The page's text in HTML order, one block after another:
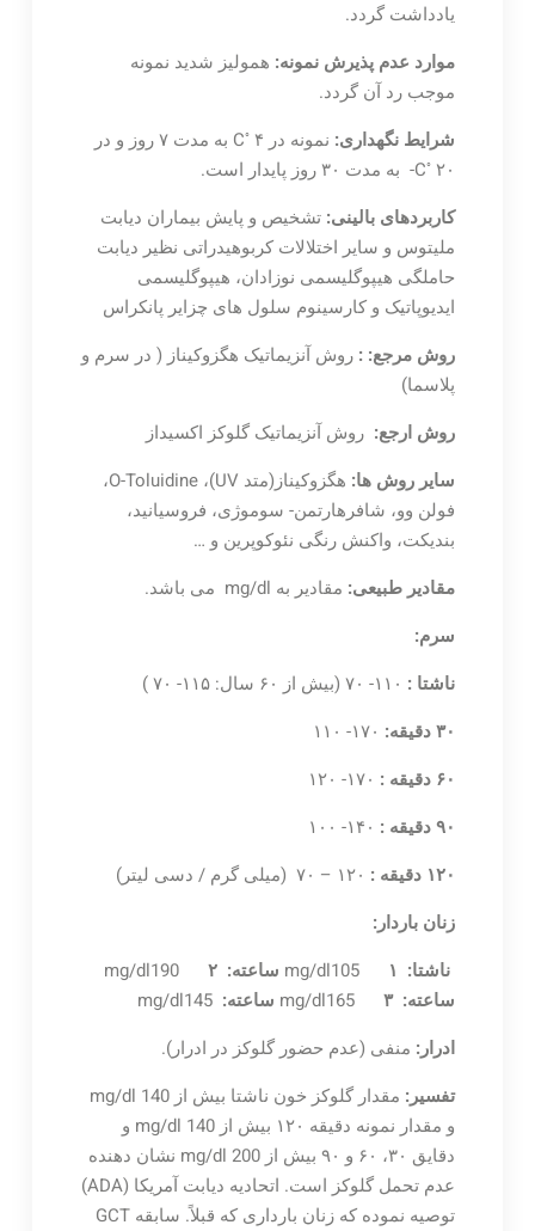
یادداشت گردد.
موارد عدم پذیرش نمونه: همولیز شدید نمونه
موجب رد آن گردد.
شرایط نگهداری: نمونه در C ◦
۴ به مدت ۷ روز و در
C◦ ۲۰- به مدت ۳۰ روز پایدار است.
کاربردهای بالینی: تشخیص و پایش بیماران دیابت
ملیتوس و سایر اختلالات کربوهیدراتی نظیر دیابت
حاملگی هیپوگلیسمی نوزادان، هیپوگلیسمی
ایدیوپاتیک و کارسینوم سلول های چزایر پانکراس
روش مرجع: : روش آنزیماتیک هگزوکیناز ( در سرم و
پلاسما)
روش ارجع: روش آنزیماتیک گلوکز اکسیداز
سایر روش ها:
هگزوکیناز(متد UV)، O-Toluidine،
فولن وو، شافرهارتمن- سوموژی، فروسیانید،
بندیکت، واکنش رنگی نئوکوپرین و …
مقادیر طبیعی: مقادیر به mg/dl می باشد.
سرم:
ناشتا :
۳۰ دقیقه:
۶۰ دقیقه :
۹۰ دقیقه :
۱۲۰ دقیقه :
زنان باردار:
ناشتا:
mg/dl105 ۱ ساعته:
۲
ساعته: mg/dl165۳ ساعته:
ادرار: منفی (عدم حضور گلوکز در ادرار).
تفسیر:
مقدار گلوکز خون ناشتا بیش از mg/dl 140
و مقدار نمونه دقیقه ۱۲۰ بیش از mg/dl 140 و
دقایق ۳۰، ۶۰ و ۹۰ بیش از mg/dl 200 نشان دهنده
عدم تحمل گلوکز است. اتحادیه دیابت آمریکا (ADA)
توصیه نموده که زنان بارداری که قبلاً. سابقه GCT